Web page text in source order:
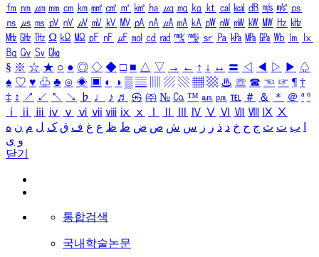
㎙ ㎚ ㎛ ㎜ ㎝ ㎞ ㎟ ㎠ ㎡ ㎢ ㏊ ㎍ ㎎ ㎏ ㏏ ㎈ ㎉ ㏈ ㎧ ㎨ ㎰
㎱ ㎲ ㎳ ㎴ ㎵ ㎶ ㎷ ㎸ ㎹ ㎀ ㎁ ㎂ ㎃ ㎄ ㎺ ㎻ ㎽ ㎾ ㎿ ㎐ ㎑
㎒ ㎓ ㎔ Ω ㏀ ㏁ ㎊ ㎋ ㎌ ㏖ ㏅ ㎭ ㎮ ㎯ ㏛ ㎩ ㎪ ㎫ ㎬ ㏝ ㏐
㏓
㏃ ㏉ ㏜ ㏆
§ ※ ☆ ★ ○ ● ◎ ◇ ◆ □ ■ △ ▽ → ← ↑ ↓ ↔ 〓 ◁ ◀ ▷ ▶ ♤
♠ ♡ ♥ ♧ ♣ ⊙ ◈ ▣ ◐ ◑ ▒ ▤ ▨ ▧ ▦ ▩ ♨ ☏ ☎ ☜ ☞ ¶ †
‡ ↕ ↗ ↙ ↖ ↘ ♭ ♩ ♪ ♬ ㉿ ㈜ № ㏇ ™ ㏂ ㏘ ℡ ＃ ＆ ＊ ＠ ª º
ⅰ
ⅱ ⅲ ⅳ ⅴ ⅵ ⅶ ⅷ ⅸ ⅹ Ⅳ Ⅴ Ⅵ Ⅶ Ⅷ Ⅸ Ⅹ
ب ت ث ج ح خ د ذ ر ز س ش ص ض ط ظ ع غ ف ق ک ل م ن ه
و ی
닫기
통합검색
국내학술논문